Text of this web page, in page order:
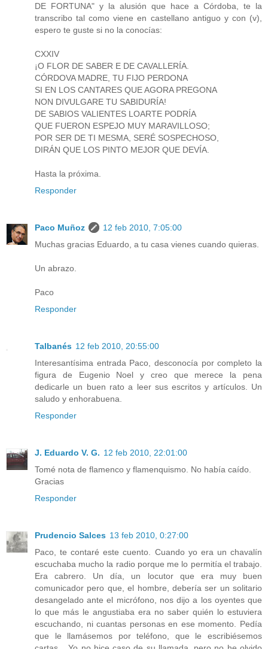
DE FORTUNA" y la alusión que hace a Córdoba, te la
transcribo tal como viene en castellano antiguo y con (v),
espero te guste si no la conocías:
CXXIV
¡O FLOR DE SABER E DE CAVALLERÍA.
CÓRDOVA MADRE, TU FIJO PERDONA
SI EN LOS CANTARES QUE AGORA PREGONA
NON DIVULGARE TU SABIDURÍA!
DE SABIOS VALIENTES LOARTE PODRÍA
QUE FUERON ESPEJO MUY MARAVILLOSO;
POR SER DE TI MESMA, SERÉ SOSPECHOSO,
DIRÁN QUE LOS PINTO MEJOR QUE DEVÍA.
Hasta la próxima.
Responder
Paco Muñoz
12 feb 2010, 7:05:00
Muchas gracias Eduardo, a tu casa vienes cuando quieras.
Un abrazo.
Paco
Responder
Talbanés 12 feb 2010, 20:55:00
Interesantísima entrada Paco, desconocía por completo la
figura de Eugenio Noel y creo que merece la pena
dedicarle un buen rato a leer sus escritos y artículos. Un
saludo y enhorabuena.
Responder
J. Eduardo V. G. 12 feb 2010, 22:01:00
Tomé nota de flamenco y flamenquismo. No había caído.
Gracias
Responder
Prudencio Salces 13 feb 2010, 0:27:00
Paco, te contaré este cuento. Cuando yo era un chavalín
escuchaba mucho la radio porque me lo permitía el trabajo.
Era cabrero. Un día, un locutor que era muy buen
comunicador pero que, el hombre, debería ser un solitario
desangelado ante el micrófono, nos dijo a los oyentes que
lo que más le angustiaba era no saber quién lo estuviera
escuchando, ni cuantas personas en ese momento. Pedía
que le llamásemos por teléfono, que le escribiésemos